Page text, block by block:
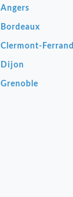
Angers
Bordeaux
Clermont-Ferrand
Dijon
Grenoble